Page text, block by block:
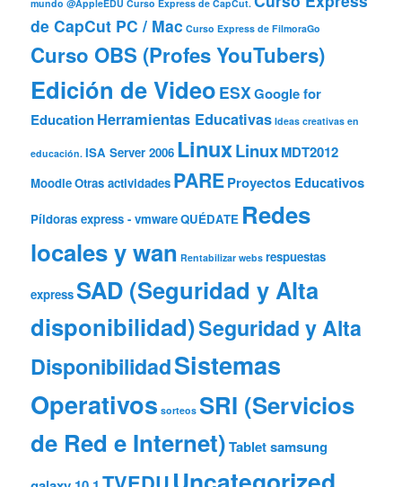
mundo @AppleEDU Curso Express de CapCut.
de CapCut PC / Mac Curso Express de FilmoraGo
Curso OBS (Profes YouTubers)
Edición de Video ESXGoogle for
EducationHerramientas Educativas Ideas creativas en
educación. ISA Server 2006 LinuxLinuxMDT2012
MoodleOtras actividades PAREProyectos Educativos
Píldoras express - vmwareQUÉDATE Redes
locales y wan Rentabilizar webs respuestas
expressSAD (Seguridad y Alta
disponibilidad)Seguridad y Alta
DisponibilidadSistemas
Operativos sorteos SRI (Servicios
de Red e Internet)Tablet samsung